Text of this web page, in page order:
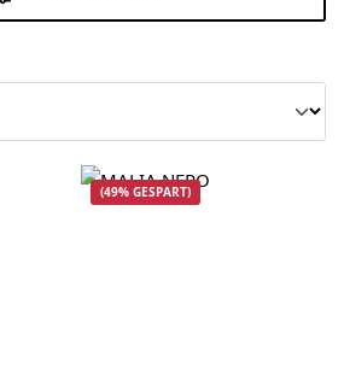
(49% GESPART)